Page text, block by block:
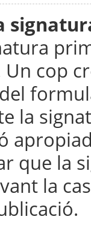
cop
del
la
que la
la